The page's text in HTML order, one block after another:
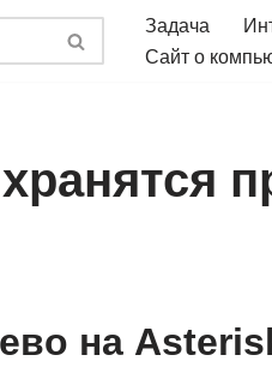
Задача
Сайт о
на